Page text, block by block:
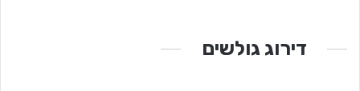
דירוג גולשים